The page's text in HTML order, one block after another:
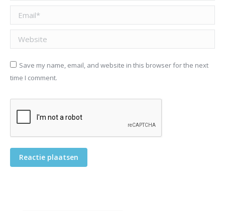
Email *
Website
Save my name, email, and website in this browser for the next
time I comment.
Reactie plaatsen